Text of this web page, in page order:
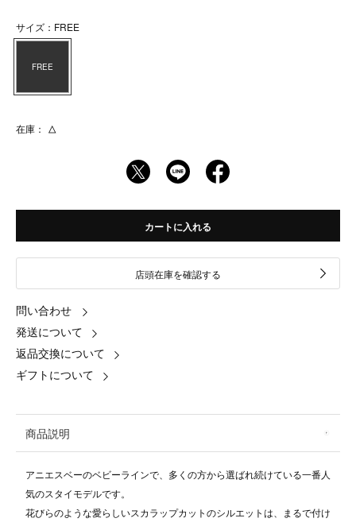
サイズ：FREE
FREE
在庫： △
カートに入れる
店頭在庫を確認する
問い合わせ
発送について
返品交換について
ギフトについて
商品説明
アニエスベーのベビーラインで、多くの方から選ばれ続けている一番人
気のスタイモデルです。
花びらのような愛らしいスカラップカットのシルエットは、まるで付け